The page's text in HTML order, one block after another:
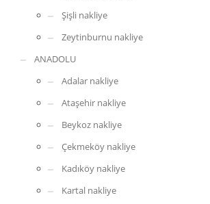
Şişli nakliye
Zeytinburnu nakliye
ANADOLU
Adalar nakliye
Ataşehir nakliye
Beykoz nakliye
Çekmeköy nakliye
Kadıköy nakliye
Kartal nakliye